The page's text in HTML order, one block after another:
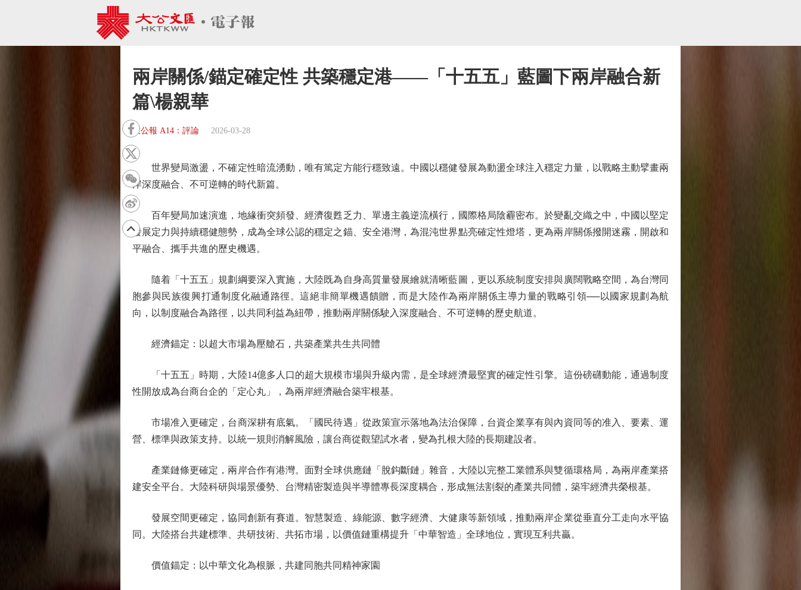
兩岸關係/錨定確定性 共築穩定港——「十五五」藍圖下兩岸融合新
篇\楊親華
大公報 A14：評論 2026-03-28
世界變局激盪，不確定性暗流湧動，唯有篤定方能行穩致遠。中國以穩健發展為動盪全球注入穩定力量，以戰略主動擘畫兩
岸深度融合、不可逆轉的時代新篇。
百年變局加速演進，地緣衝突頻發、經濟復甦乏力、單邊主義逆流橫行，國際格局陰霾密布。於變亂交織之中，中國以堅定
發展定力與持續穩健態勢，成為全球公認的穩定之錨、安全港灣，為混沌世界點亮確定性燈塔，更為兩岸關係撥開迷霧，開啟和
平融合、攜手共進的歷史機遇。
隨着「十五五」規劃綱要深入實施，大陸既為自身高質量發展繪就清晰藍圖，更以系統制度安排與廣闊戰略空間，為台灣同
胞參與民族復興打通制度化融通路徑。這絕非簡單機遇饋贈，而是大陸作為兩岸關係主導力量的戰略引領──以國家規劃為航
向，以制度融合為路徑，以共同利益為紐帶，推動兩岸關係駛入深度融合、不可逆轉的歷史航道。
經濟錨定：以超大市場為壓艙石，共築產業共生共同體
「十五五」時期，大陸14億多人口的超大規模市場與升級內需，是全球經濟最堅實的確定性引擎。這份磅礴動能，通過制度
性開放成為台商台企的「定心丸」，為兩岸經濟融合築牢根基。
市場准入更確定，台商深耕有底氣。「國民待遇」從政策宣示落地為法治保障，台資企業享有與內資同等的准入、要素、運
營、標準與政策支持。以統一規則消解風險，讓台商從觀望試水者，變為扎根大陸的長期建設者。
產業鏈條更確定，兩岸合作有港灣。面對全球供應鏈「脫鈎斷鏈」雜音，大陸以完整工業體系與雙循環格局，為兩岸產業搭
建安全平台。大陸科研與場景優勢、台灣精密製造與半導體專長深度耦合，形成無法割裂的產業共同體，築牢經濟共榮根基。
發展空間更確定，協同創新有賽道。智慧製造、綠能源、數字經濟、大健康等新領域，推動兩岸企業從垂直分工走向水平協
同。大陸搭台共建標準、共研技術、共拓市場，以價值鏈重構提升「中華智造」全球地位，實現互利共贏。
價值錨定：以中華文化為根脈，共建同胞共同精神家園